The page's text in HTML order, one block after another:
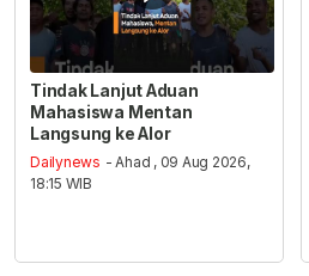
Tindak Lanjut Aduan
Mahasiswa Mentan
Langsung ke Alor
Dailynews - Ahad , 09 Aug 2026,
18:15 WIB